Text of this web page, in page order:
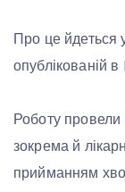
Про це йдеться
опублікованій
Роботу провели
зокрема й
прийманням